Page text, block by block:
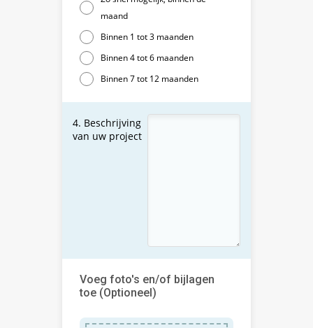
maand
Binnen 1 tot 3 maanden
Binnen 4 tot 6 maanden
Binnen 7 tot 12 maanden
4. Beschrijving
van uw project
Voeg foto's en/of bijlagen
toe (Optioneel)